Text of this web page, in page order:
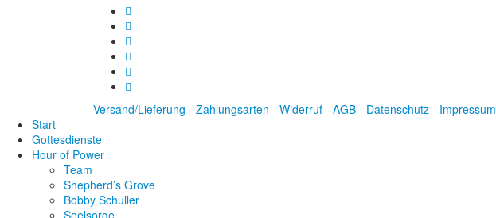
Versand/Lieferung - Zahlungsarten - Widerruf - AGB - Datenschutz - Impressum
Start
Gottesdienste
Hour of Power
Team
Shepherd’s Grove
Bobby Schuller
Seelsorge